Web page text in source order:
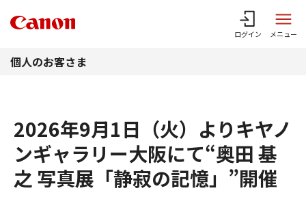
ログイン メニュー
個人のお客さま
2026年9月1日（火）よりキヤノ
ンギャラリー大阪にて“奥田 基
之 写真展「静寂の記憶」”開催